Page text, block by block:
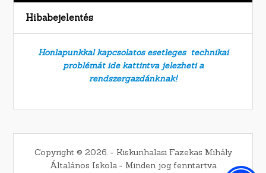
Hibabejelentés
Honlapunkkal kapcsolatos esetleges technikai
problémát ide kattintva jelezheti a
rendszergazdánknak!
Copyright © 2026. − Kiskunhalasi Fazekas Mihály
Általános Iskola − Minden jog fenntartva